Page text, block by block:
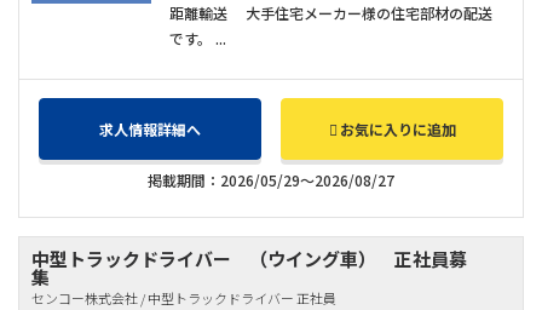
距離輸送 大手住宅メーカー様の住宅部材の配送
です。 ...
求人情報詳細へ お気に入りに追加
掲載期間：2026/05/29～2026/08/27
中型トラックドライバー （ウイング車） 正社員募
集
センコー株式会社 / 中型トラックドライバー 正社員